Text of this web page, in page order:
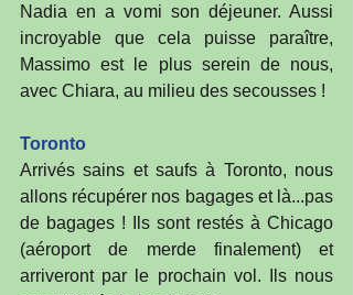
Nadia en a vomi son déjeuner. Aussi
incroyable que cela puisse paraître,
Massimo est le plus serein de nous,
avec Chiara, au milieu des secousses !
Toronto
Arrivés sains et saufs à Toronto, nous
allons récupérer nos bagages et là...pas
de bagages ! Ils sont restés à Chicago
(aéroport de merde finalement) et
arriveront par le prochain vol. Ils nous